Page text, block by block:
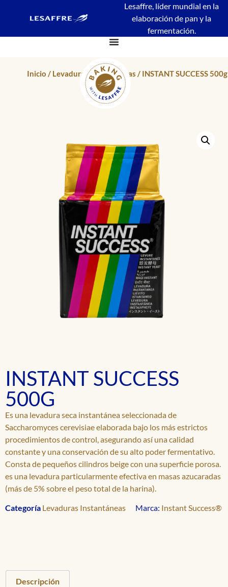
Lesaffre, líder mundial en la
elaboración de pan y la
fermentación.
Inicio / Levaduras Instantáneas / INSTANT SUCCESS 500g
INSTANT SUCCESS
500G
Es una levadura seca instantánea seleccionada de
Saccharomyces cerevisiae elaborada bajo los más estrictos
procedimientos de control, asegurando así una calidad
constante y una conservación de su alto poder fermentativo.
Consta de pequeños cilindros beige con una superficie porosa.
es una levadura particularmente efectiva en masas azucaradas
(más de 5% sobre el peso total de la harina).
Categoría Levaduras Instantáneas Marca: Instant Success®
Descripción